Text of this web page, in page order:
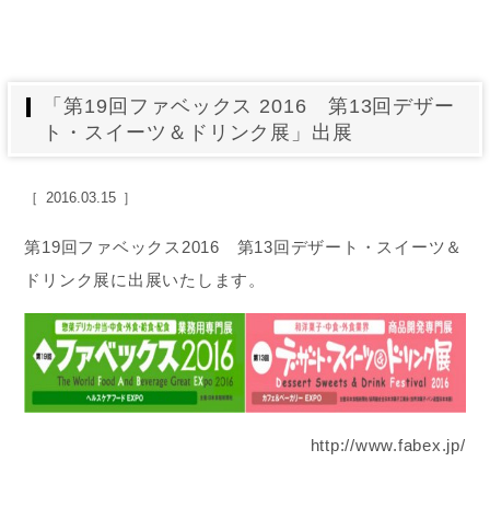
「第19回ファベックス 2016 第13回デザー
ト・スイーツ＆ドリンク展」出展
2016.03.15
第19回ファベックス2016 第13回デザート・スイーツ＆
ドリンク展に出展いたします。
http://www.fabex.jp/